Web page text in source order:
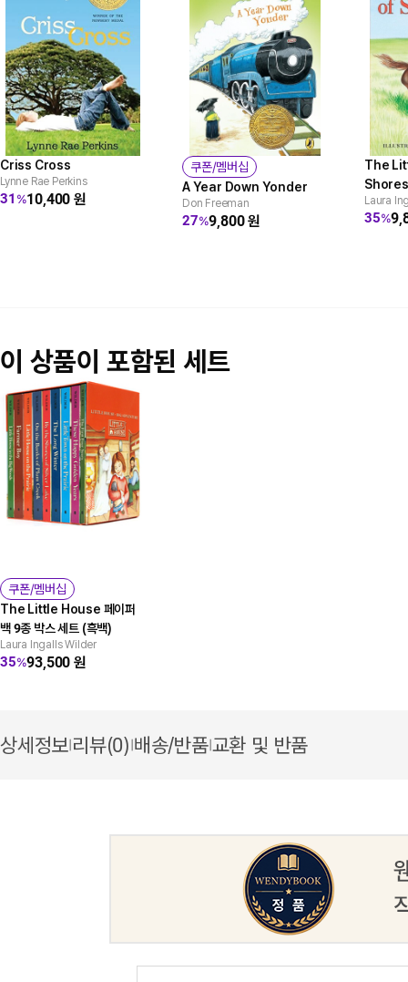
Criss Cross
Lynne Rae Perkins
31 %10,400원
쿠폰/멤버십
A Year Down Yonder
Don Freeman
27%9,800원
The
Laura
35%
이 상품이 포함된 세트
쿠폰/멤버십
The Little House 페이퍼
백 9종 박스 세트 (흑백)
Laura Ingalls Wilder
35%93,500원
상세정보|리뷰(0)|배송/반품|교환 및 반품